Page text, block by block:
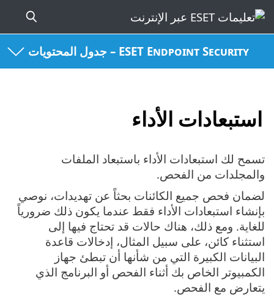
ESET Endpoint Security – جدول المحتويات
استبعادات الأداء
تسمح لك استبعادات الأداء باستبعاد الملفات
والمجلدات من الفحص.
لضمان فحص جميع الكائنات بحثاً عن تهديدات، نوصي
بإنشاء استبعادات الأداء فقط عندما يكون ذلك ضرورياً
للغاية. ومع ذلك، هناك حالات قد تحتاج فيها إلى
استثناء كائن، على سبيل المثال، إدخالات قاعدة
البيانات الكبيرة التي من شأنها أن تبطئ جهاز
الكمبيوتر الخاص بك أثناء الفحص أو البرنامج الذي
يتعارض مع الفحص.